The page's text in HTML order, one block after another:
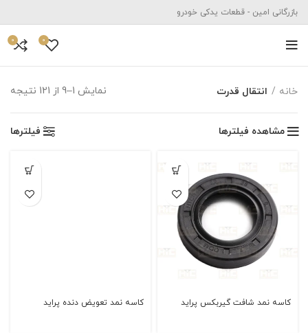
بازرگانی امین - قطعات یدکی خودرو
0
0
خانه انتقال قدرت نمایش 1–9 از 121 نتیجه
مشاهده فیلترها فیلترها
کاسه نمد شافت گیربکس پراید کاسه نمد تعویض دنده پراید